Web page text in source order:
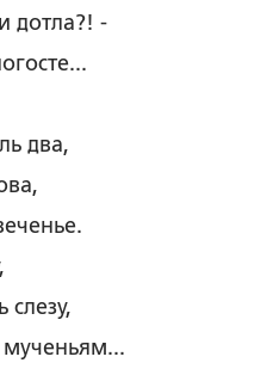
дотла?! -
два,
слезу,